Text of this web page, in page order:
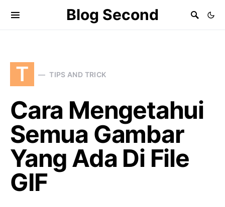
Blog Second
T TIPS AND TRICK
Cara Mengetahui
Semua Gambar
Yang Ada Di File
GIF